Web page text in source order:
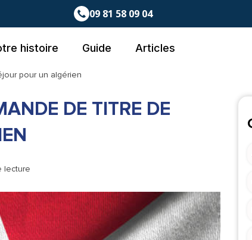
09 81 58 09 04
histoire Guide Articles
pour un algérien
DE TITRE DE
lecture